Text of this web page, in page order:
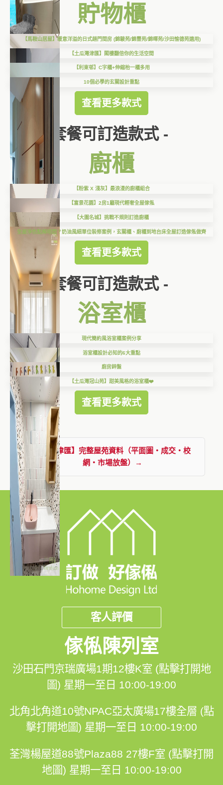
貯物櫃
【馬鞍山居屋】暖意洋溢的日式趟門間房 (錦駿苑/錦豐苑/錦暉苑/沙田愉德苑適用)
【土瓜灣津匯】閣樓翻倍你的生活空間
【利東邨】C字櫃+伸縮枱一櫃多用
10個必學的玄關設計重點
查看更多款式
套餐可訂造款式 -
廚櫃
【粉紫 X 淺灰】最浪漫的廚櫃組合
【富景花園】2房1廳現代輕奢全屋傢俬
【大圍名城】挑戰不規則訂造廚櫃
全屋淨色點解唔悶？奶油風細單位裝修案例，玄關櫃、廚櫃到地台床全屋訂造傢俬做齊
查看更多款式
套餐可訂造款式 -
浴室櫃
現代簡約風浴室櫃案例分享
浴室櫃設計必知的6大重點
廚房鋅盤
【土瓜灣冠山苑】甜美風格的浴室櫃❤️
查看更多款式
查看【津匯】完整屋苑資料（平面圖・成交・校
網・市場放盤）→
客人評價
傢俬陳列室
沙田石門京瑞廣場1期12樓K室 (點擊打開地
圖) 星期一至日 10:00-19:00
北角北角道10號NPAC亞太廣場17樓全層 (點
擊打開地圖) 星期一至日 10:00-19:00
荃灣楊屋道88號Plaza88 27樓F室 (點擊打開
地圖) 星期一至日 10:00-19:00